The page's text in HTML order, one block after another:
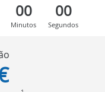
00
Minutos
00
Segundos